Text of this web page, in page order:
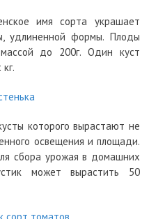
имя сорта украшает
удлиненной формы. Плоды
до 200г. Один куст
которого вырастают не
освещения и площади.
сбора урожая в домашних
может вырастить 50